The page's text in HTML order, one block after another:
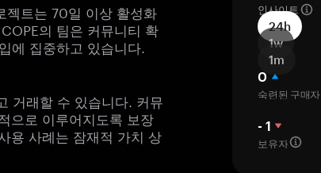
젝트는 70일 이상 활성화
의 팀은 커뮤니티 확
에 집중하고 있습니다.
거래할 수 있습니다. 커뮤
으로 이루어지도록 보장
용 사례는 잠재적 가치 상
인사이트
24h
1w
1m
0
숙련된 구매자
- 1
보유자